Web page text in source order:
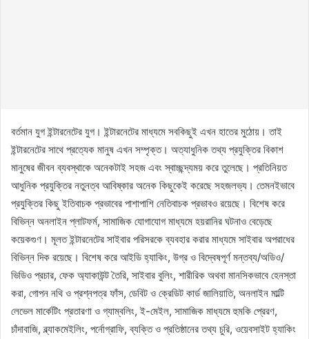
বর্তমান যুগ ইন্টারনেটের যুগ। ইন্টারনেটের মাধ্যমে সবকিছুই এখন হাতের মুঠোয়। তাই
ইন্টারনেটের সাথে প্রত্যেক মানুষ এখন সম্পৃক্ত। অত্যাধুনিক তথ্য প্রযুক্তির বিকাশ
মানুষের জীবন ব্যবস্থাকে অনেকটাই সহজ এবং স্বাচ্ছন্দ্যময় করে তুলেছে। প্রতিনিয়ত
আধুনিক প্রযুক্তির নতুনত্ব আবিষ্কার অনেক কিছুকেই করেছে সহজলভ্য। তেমনইভাবে
প্রযুক্তির কিছু ইতিবাচক প্রভাবের পাশাপাশি নেতিবাচক প্রভাবও রয়েছে। বিশেষ করে
বিভিন্ন অনলাইন প্লাটফর্ম, সামাজিক যোগাযোগ মাধ্যমে হয়রানির ঘটনাও বেড়েছে
কয়েকগুণ। মূলত ইন্টারনেটের সাইবার পরিসরকে ব্যবহার করার মাধ্যমে সাইবার অপরাধের
বিভিন্ন দিক রয়েছে। বিশেষ করে আইডি হ্যাকিং, উগ্র ও বিদ্বেষপূর্ণ মন্তব্য/অডিও/
ভিডিও প্রচার, ফেক অ্যাকাউন্ট তৈরি, সাইবার বুলিং, শারীরিক অথবা মানসিকভাবে হেনস্তা
করা, গোপন নথি ও প্রশ্নপত্র ফাঁস, ডেবিট ও ক্রেডিট কার্ড জালিয়াতি, অনলাইন মাল্টি
লেভেল মার্কেটিং প্রতারণা ও গ্যাম্বলিং, ই-মেইল, সামাজিক মাধ্যমে হুমকি প্রেরণ,
চাঁদাবাজি, ব্ল্যাকমেইলিং, পর্নোগ্রাফি, ব্যক্তি ও প্রতিষ্ঠানের তথ্য চুরি, ওয়েবসাইট হ্যাকিং